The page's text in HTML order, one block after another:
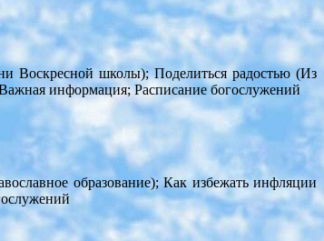
Воскресной школы); Поделиться радостью (Из
информация; Расписание богослужений
образование); Как избежать инфляции